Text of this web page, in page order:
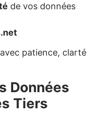
de vos données
patience, clarté
Données
Tiers